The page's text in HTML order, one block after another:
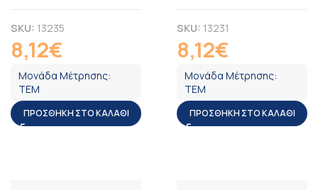
SKU: 13235
8,12€
Μονάδα Μέτρησης:
ΤΕΜ
ΠΡΟΣΘΉΚΗ ΣΤΟ ΚΑΛΆΘΙ
SKU: 13231
8,12€
Μονάδα Μέτρησης:
ΤΕΜ
ΠΡΟΣΘΉΚΗ ΣΤΟ ΚΑΛΆΘΙ